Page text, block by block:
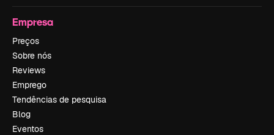
Empresa
Preços
Sobre nós
Reviews
Emprego
Tendências de pesquisa
Blog
Eventos